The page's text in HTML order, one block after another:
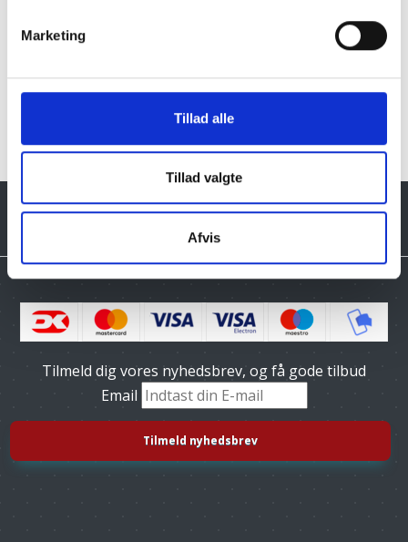
Marketing
Tillad alle
Tillad valgte
Afvis
Klik her for TILBUD oversigt
Tilmeld dig vores nyhedsbrev, og få gode tilbud
Email